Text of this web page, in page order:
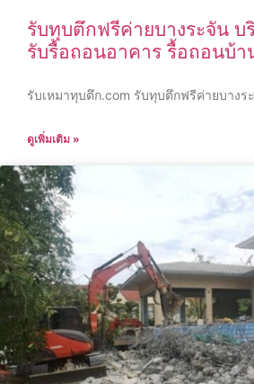
รับทุบตึกฟรีค่ายบางระจัน บ
รับรื้อถอนอาคาร รื้อถอนบ้า
รับเหมาทุบตึก.com รับทุบตึกฟรีค่ายบางร
ดูเพิ่มเติม »